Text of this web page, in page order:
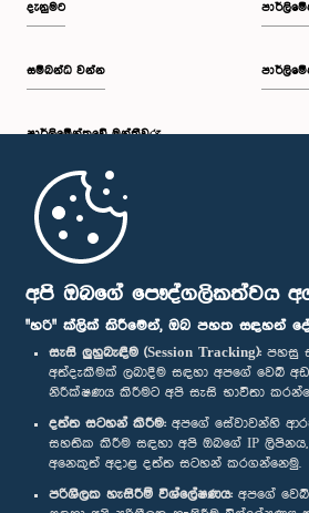
අපි ඔබගේ පෞද්ගලිකත්වය
"හරි" ක්ලික් කිරීමෙන්, ඔබ පහත සඳහන්
සැසි ලුහුබැඳීම (Session Tracking): පහසු
අත්දැකීමක් ලබාදීම සඳහා අපගේ වෙබ්
නිරීක්ෂණය කිරීමට අපි සැසි භාවිතා
දත්ත සටහන් කිරීම: අපගේ සේවාවන්හි
සහතික කිරීම සඳහා අපි ඔබගේ IP
අනෙකුත් අදාළ දත්ත සටහන් කරගන්නෙමු.
පරිශීලක හැසිරීම් විශ්ලේෂණය: අපගේ
දැනුමට
සම්බන්ධ වන්න
පාර්ලි‌මේන්තුවේ මන්ත්‍රීවරු
මුල් පිටුව
පාර්ලිමේන්තු ජංගම යෙදුම
අප හා සම්බන්ධ වී සිටින්න :
සම්මාන